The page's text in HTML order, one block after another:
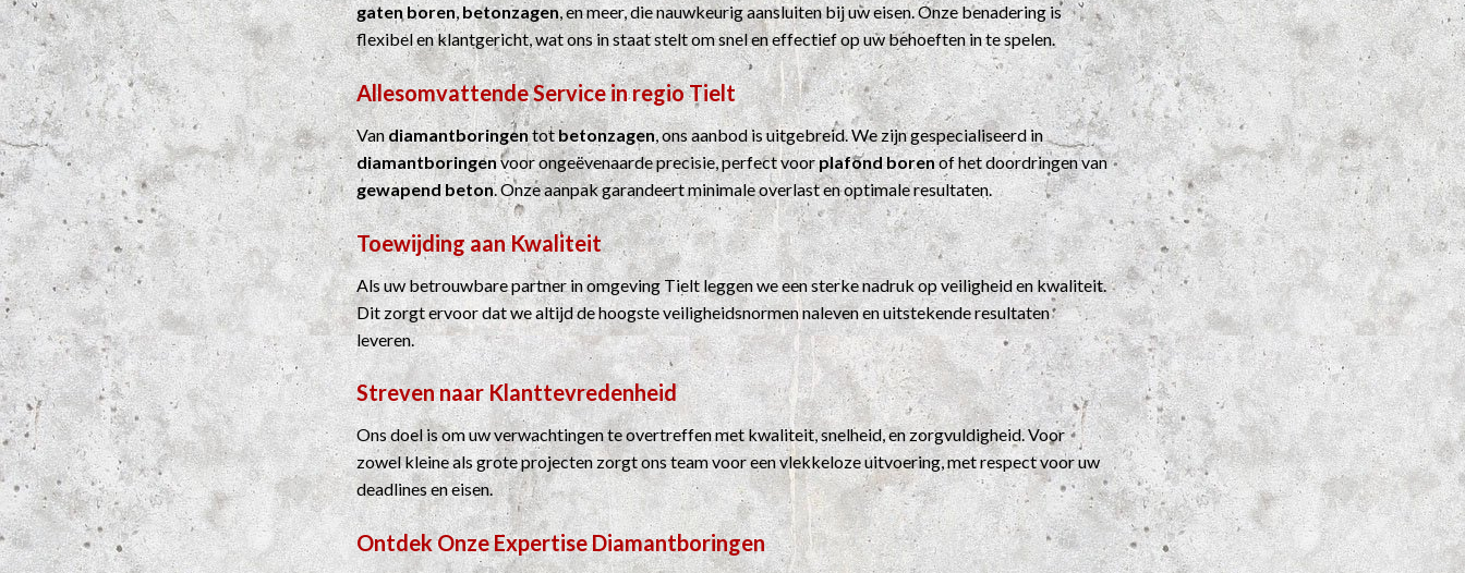
gaten boren,betonzagen, en meer, die nauwkeurig aansluiten bij uw eisen. Onze benadering is
flexibel en klantgericht, wat ons in staat stelt om snel en effectief op uw behoeften in te spelen.
Allesomvattende Service in regio Tielt
Vandiamantboringentotbetonzagen, ons aanbod is uitgebreid. We zijn gespecialiseerd in
diamantboringenvoor ongeëvenaarde precisie, perfect voorplafond borenof het doordringen van
gewapend beton. Onze aanpak garandeert minimale overlast en optimale resultaten.
Toewijding aan Kwaliteit
Als uw betrouwbare partner in omgeving Tielt leggen we een sterke nadruk op veiligheid en kwaliteit.
Dit zorgt ervoor dat we altijd de hoogste veiligheidsnormen naleven en uitstekende resultaten
leveren.
Streven naar Klanttevredenheid
Ons doel is om uw verwachtingen te overtreffen met kwaliteit, snelheid, en zorgvuldigheid. Voor
zowel kleine als grote projecten zorgt ons team voor een vlekkeloze uitvoering, met respect voor uw
deadlines en eisen.
Ontdek Onze ExpertiseDiamantboringen